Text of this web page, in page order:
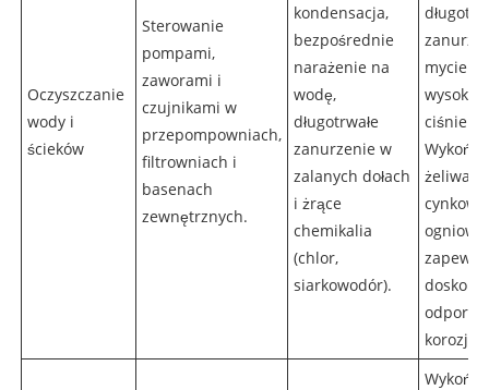
Oczyszczanie
wody i
ścieków
Sterowanie
pompami,
zaworami i
czujnikami w
przepompowniach,
filtrowniach i
basenach
zewnętrznych.
kondensacja,
bezpośrednie
narażenie na
wodę,
długotrwałe
zanurzenie w
zalanych dołach
i żrące
chemikalia
(chlor,
siarkowodór).
myciem
wysokim
żeliwa i
korozję.